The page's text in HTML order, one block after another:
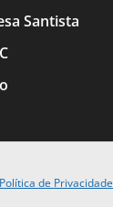
Política de Privacidade
Santista